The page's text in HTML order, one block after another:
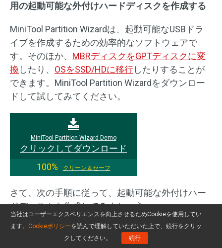
用の起動可能な外付けハードディスクを作成する
MiniTool Partition Wizardは、起動可能なUSBドラ
イブを作成するための効率的なソフトウェアで
す。そのほか、 MBRディスクをGPTディスクに変
換 したり、 OSをSSD/HDに移行したりすることが
できます。MiniTool Partition Wizardをダウンロー
ドして試してみてください。
MiniTool Partition Wizard Demo
クリックしてダウンロード
100%
クリーン＆セーフ
さて、次の手順に従って、起動可能な外付けハー
ドディスクを作成してみましょう。
ステップ1. MiniTool Partition Wizardをダウンロー
ドし、起動してメインインターフェイスを取得し
当社はユーザーエクスペリエンスを向上させるためCookieを使用してい
ます。 Cookieポリシーを読んで理解していただいた上で、続行をクリッ
クしてください。
続行